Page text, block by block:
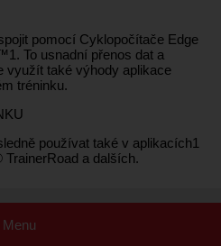
pomocí Cyklopočítače Edge
To usnadní přenos dat a
využít také výhody aplikace
tréninku.
používat také v aplikacích1
a dalších.
Menu